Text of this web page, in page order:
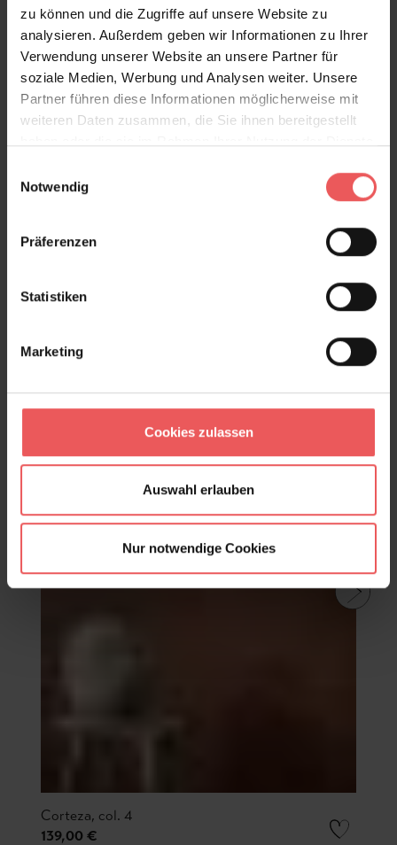
zu können und die Zugriffe auf unsere Website zu
analysieren. Außerdem geben wir Informationen zu Ihrer
Verwendung unserer Website an unsere Partner für
soziale Medien, Werbung und Analysen weiter. Unsere
Partner führen diese Informationen möglicherweise mit
weiteren Daten zusammen, die Sie ihnen bereitgestellt
Notwendig
Präferenzen
Statistiken
Marketing
Cookies zulassen
Auswahl erlauben
Nur notwendige Cookies
Corteza, col. 200
Corteza, col. 4
139,00 €